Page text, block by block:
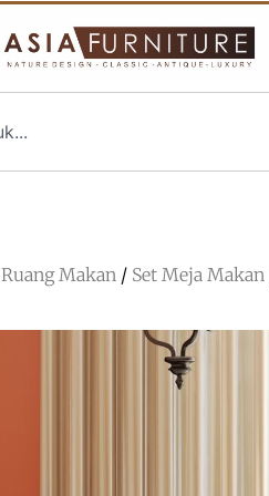
Ruang Makan / Set Meja Makan